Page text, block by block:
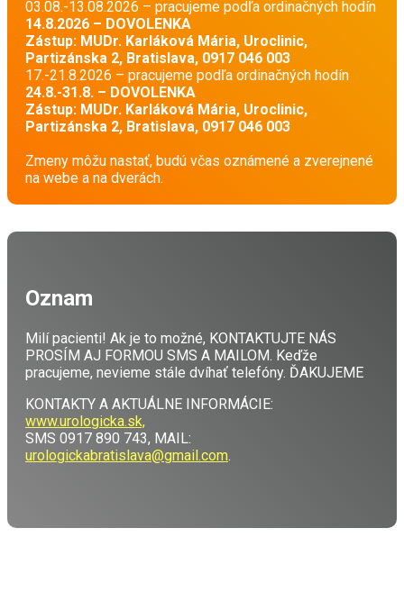
03.08.-13.08.2026 – pracujeme podľa ordinačných hodín
14.8.2026 – DOVOLENKA
Zástup: MUDr. Karláková Mária, Uroclinic,
Partizánska 2, Bratislava, 0917 046 003
17.-21.8.2026 – pracujeme podľa ordinačných hodín
24.8.-31.8. – DOVOLENKA
Zástup: MUDr. Karláková Mária, Uroclinic,
Partizánska 2, Bratislava, 0917 046 003
Zmeny môžu nastať, budú včas oznámené a zverejnené
na webe a na dverách.
Oznam
Milí pacienti! Ak je to možné, KONTAKTUJTE NÁS
PROSÍM AJ FORMOU SMS A MAILOM. Keďže
pracujeme, nevieme stále dvíhať telefóny. ĎAKUJEME
KONTAKTY A AKTUÁLNE INFORMÁCIE:
www.urologicka.sk,
SMS 0917 890 743, MAIL:
urologickabratislava@gmail.com